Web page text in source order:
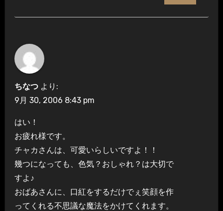
ちなつ より:
9月 30, 2006 8:43 pm
はい！
お疲れ様です。
チャカさんは、可愛いらしいですよ！！
幾つになっても、色気？おしゃれ？は大切で
すよ♪
おばあさんに、口紅をするだけでぇ笑顔を作
ってくれる不思議な魔法をかけてくれます。